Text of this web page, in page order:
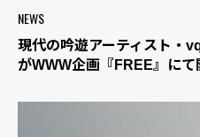
NEWS
現代の吟遊アーティスト・
がWWW企画『FREE』にて